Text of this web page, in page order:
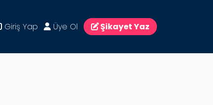
Giriş Yap Üye Ol Şikayet Yaz